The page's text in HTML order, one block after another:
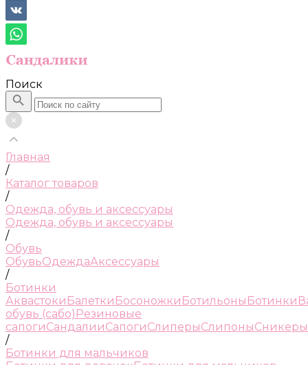
Поиск
Главная
/
Каталог товаров
/
Одежда, обувь и аксессуары
Одежда, обувь и аксессуары
/
Обувь
ОбувьОдеждаАксессуары
/
Ботинки
Аквастоки Балетки Босоножки Ботильоны Ботинки
обувь (сабо) Резиновые
сапогиСандалииСапогиСлиперыСлипоныСникеры
/
Ботинки для мальчиков